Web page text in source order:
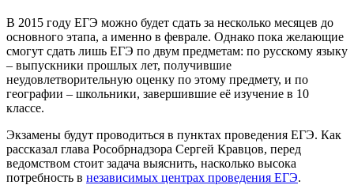
В 2015 году ЕГЭ можно будет сдать за несколько месяцев до
основного этапа, а именно в феврале. Однако пока желающие
смогут сдать лишь ЕГЭ по двум предметам: по русскому языку
– выпускники прошлых лет, получившие
неудовлетворительную оценку по этому предмету, и по
географии – школьники, завершившие её изучение в 10
классе.
Экзамены будут проводиться в пунктах проведения ЕГЭ. Как
рассказал глава Рособрнадзора Сергей Кравцов, перед
ведомством стоит задача выяснить, насколько высока
потребность в независимых центрах проведения ЕГЭ.